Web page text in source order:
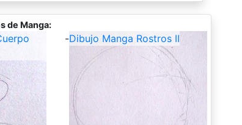
de Manga:
-Dibujo Manga Rostros II